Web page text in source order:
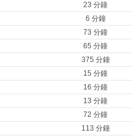
23 分鐘
6 分鐘
73 分鐘
65 分鐘
375 分鐘
15 分鐘
16 分鐘
13 分鐘
72 分鐘
113 分鐘